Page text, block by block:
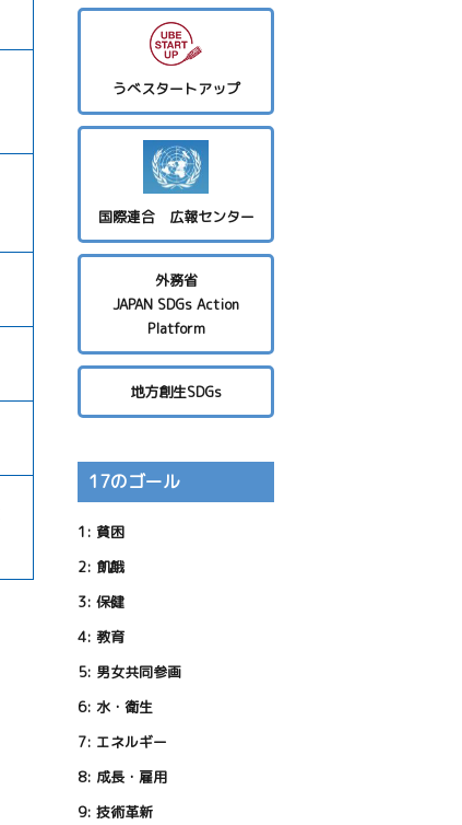
うべスタートアップ
国際連合 広報センター
外務省
JAPAN SDGs Action
Platform
地方創生SDGs
17のゴール
1: 貧困
2: 飢餓
3: 保健
4: 教育
5: 男女共同参画
6: 水・衛生
7: エネルギー
8: 成長・雇用
9: 技術革新